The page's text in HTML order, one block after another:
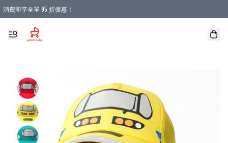
消費即享全單 95 折優惠！
購物滿 HKD 900.00即享免運費優惠！（適用於 本地送貨、本地取貨 )